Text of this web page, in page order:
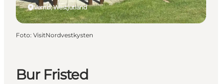
Bur Fristed
Vemb, Westjütland
Foto: VisitNordvestkysten